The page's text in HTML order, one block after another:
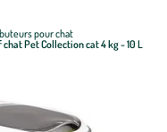
pour chat
Pet Collection cat 4 kg - 10 L